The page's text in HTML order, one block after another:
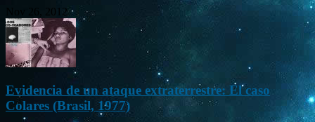
Nov 26, 2012
Evidencia de un ataque extraterrestre: El caso
Colares (Brasil, 1977)